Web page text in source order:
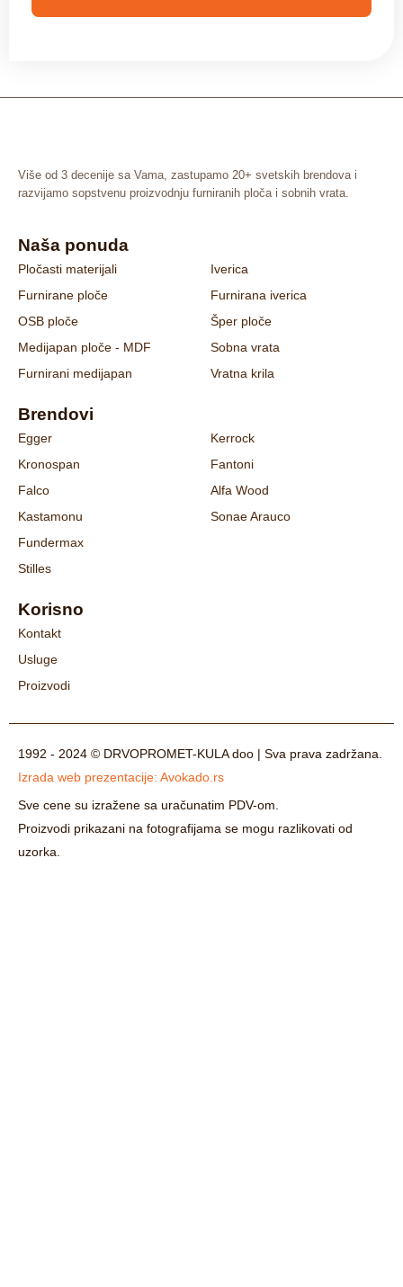
*
Više od 3 decenije sa Vama, zastupamo 20+ svetskih brendova i
razvijamo sopstvenu proizvodnju furniranih ploča i sobnih vrata.
Naša ponuda
Pločasti materijali
Furnirane ploče
OSB ploče
Medijapan ploče - MDF
Furnirani medijapan
Iverica
Furnirana iverica
Šper ploče
Sobna vrata
Vratna krila
Brendovi
Egger
Kronospan
Falco
Kastamonu
Fundermax
Stilles
Kerrock
Fantoni
Alfa Wood
Sonae Arauco
Korisno
Kontakt
Usluge
Proizvodi
1992 - 2024 © DRVOPROMET-KULA doo | Sva prava zadržana.
Izrada web prezentacije: Avokado.rs
Sve cene su izražene sa uračunatim PDV-om.
Proizvodi prikazani na fotografijama se mogu razlikovati od
uzorka.